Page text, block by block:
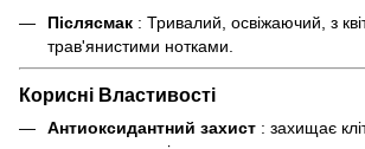
Післясмак : Тривалий, освіжаючий, з
трав'янистими нотками.
Корисні Властивості
Антиоксидантний захист : захищає